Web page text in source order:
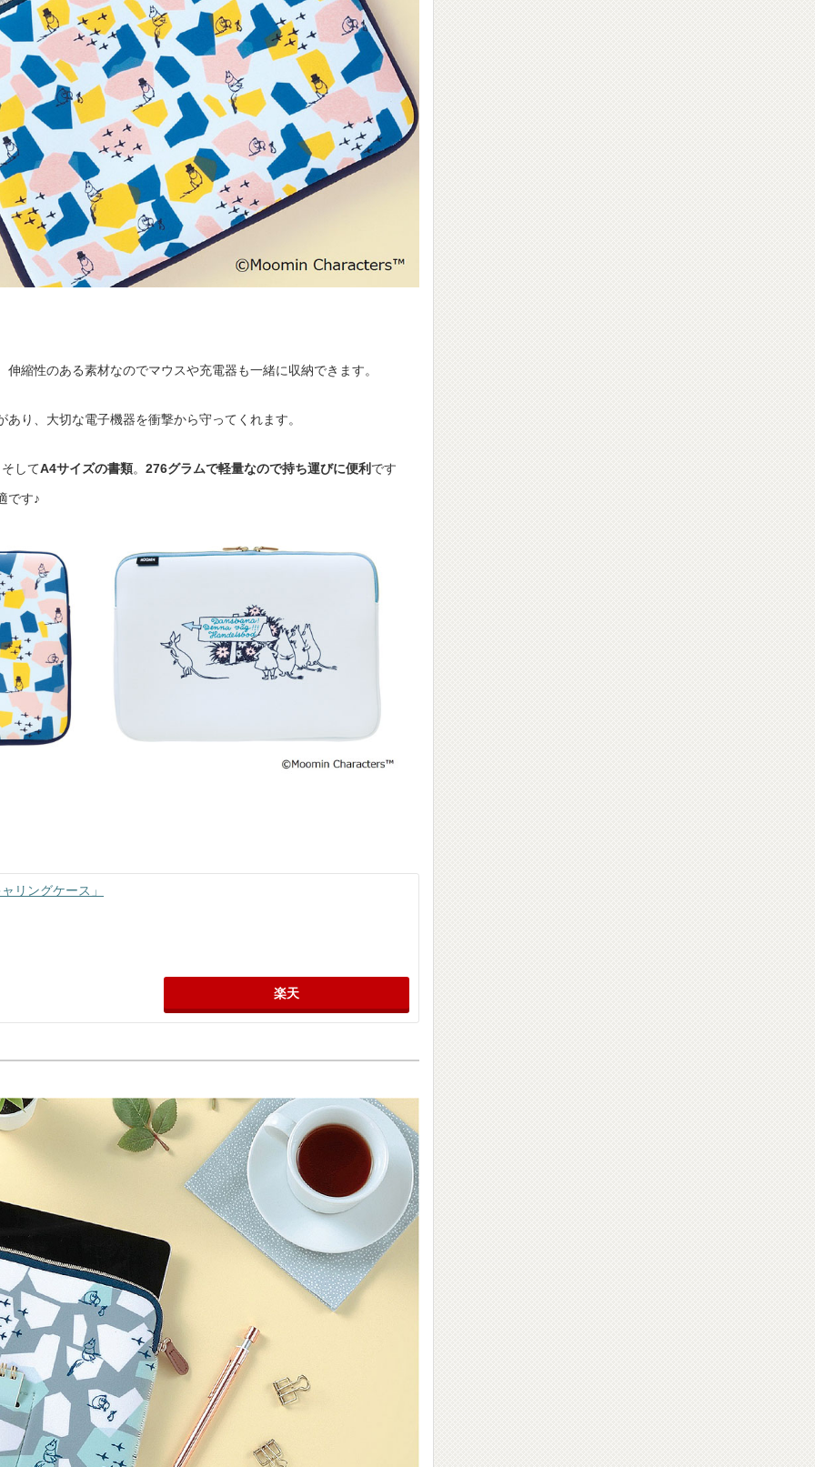
縮性のある素材なのでマウスや充電器も一緒に収納できます。
り、大切な電子機器を衝撃から守ってくれます。
してA4サイズの書類。 276グラムで軽量なので持ち運びに便利 です
です♪
リングケース」
楽天